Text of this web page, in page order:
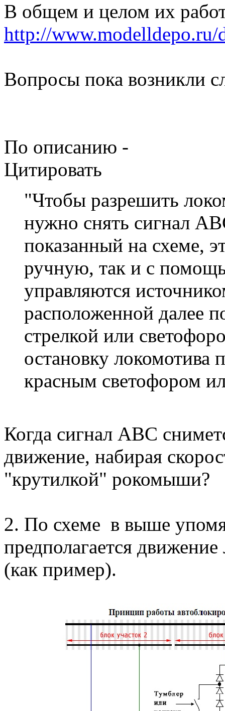
В общем и целом их
http://
Вопросы пока возникли
По описанию -
Цитировать
"Чтобы разрешить
нужно снять сигнал
показанный на схеме,
ручную, так и с
управляются
расположенной далее
стрелкой или
остановку локомотива
красным светофором
Когда сигнал АВС
движение, набирая
"крутилкой" рокомыши?
2. По схеме в выше
предполагается
(как пример).